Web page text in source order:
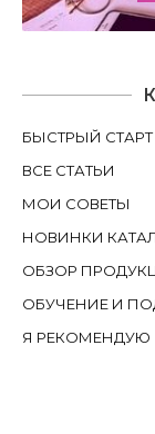
БЫСТРЫЙ
ВСЕ СТАТЬИ
МОИ СОВЕТЫ
НОВИНКИ
ОБЗОР
ОБУЧЕНИЕ И
Я РЕКОМЕНДУЮ